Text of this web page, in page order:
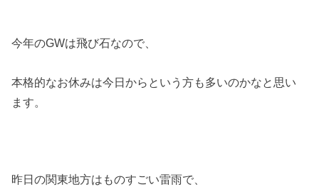
今年のGWは飛び石なので、
本格的なお休みは今日からという方も多いのかなと思い
ます。
昨日の関東地方はものすごい雷雨で、